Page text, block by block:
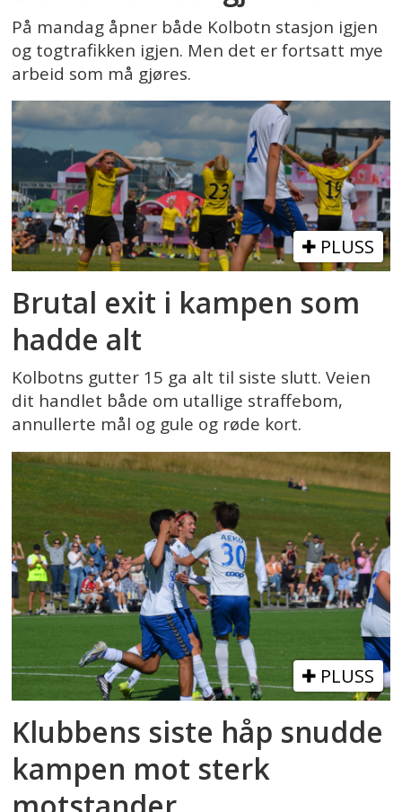
På mandag åpner både Kolbotn stasjon igjen
og togtrafikken igjen. Men det er fortsatt mye
arbeid som må gjøres.
PLUSS
Brutal exit i kampen som
hadde alt
Kolbotns gutter 15 ga alt til siste slutt. Veien
dit handlet både om utallige straffebom,
annullerte mål og gule og røde kort.
PLUSS
Klubbens siste håp snudde
kampen mot sterk